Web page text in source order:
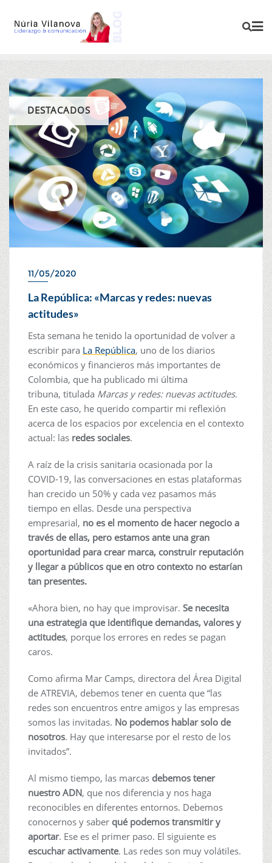
DESTACADOS
11/05/2020
La República: «Marcas y redes: nuevas
actitudes»
Esta semana he tenido la oportunidad de volver a
escribir para La República, uno de los diarios
económicos y financieros más importantes de
Colombia, que ha publicado mi última
tribuna, titulada Marcas y redes: nuevas actitudes.
En este caso, he querido compartir mi reflexión
acerca de los espacios por excelencia en el contexto
actual: las redes sociales.
A raíz de la crisis sanitaria ocasionada por la
COVID-19, las conversaciones en estas plataformas
han crecido un 50% y cada vez pasamos más
tiempo en ellas. Desde una perspectiva
empresarial, no es el momento de hacer negocio a
través de ellas, pero estamos ante una gran
oportunidad para crear marca, construir reputación
y llegar a públicos que en otro contexto no estarían
tan presentes.
«Ahora bien, no hay que improvisar. Se necesita
una estrategia que identifique demandas, valores y
actitudes, porque los errores en redes se pagan
caros.
Como afirma Mar Camps, directora del Área Digital
de ATREVIA, debemos tener en cuenta que “las
redes son encuentros entre amigos y las empresas
somos las invitadas. No podemos hablar solo de
nosotros. Hay que interesarse por el resto de los
invitados”.
Al mismo tiempo, las marcas debemos tener
nuestro ADN, que nos diferencia y nos haga
reconocibles en diferentes entornos. Debemos
conocernos y saber qué podemos transmitir y
aportar. Ese es el primer paso. El siguiente es
escuchar activamente. Las redes son muy volátiles.